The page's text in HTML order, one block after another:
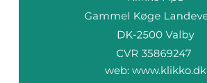
web: www.klikko.dk